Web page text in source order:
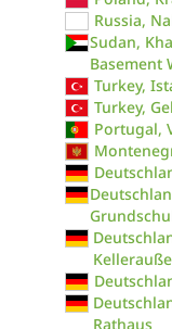
Russia,
Sudan,
Basement
Turkey,
Turkey,
Portugal,
Rathaus